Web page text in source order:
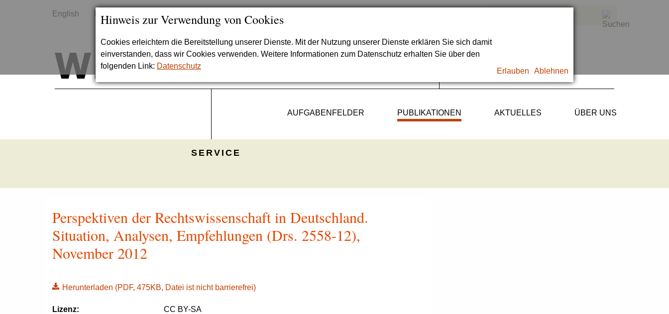
Hinweis zur Verwendung von Cookies
Cookies erleichtern die Bereitstellung unserer Dienste. Mit der Nutzung unserer Dienste erklären Sie sich damit
einverstanden, dass wir Cookies verwenden. Weitere Informationen zum Datenschutz erhalten Sie über den
folgenden Link: Datenschutz
Erlauben Ablehnen
English
AUFGABENFELDER PUBLIKATIONEN AKTUELLES ÜBER UNS
SERVICE
Perspektiven der Rechtswissenschaft in Deutschland.
Situation, Analysen, Empfehlungen (Drs. 2558-12),
November 2012
Herunterladen (PDF, 475KB, Datei ist nicht barrierefrei)
Lizenz:
CC BY-SA